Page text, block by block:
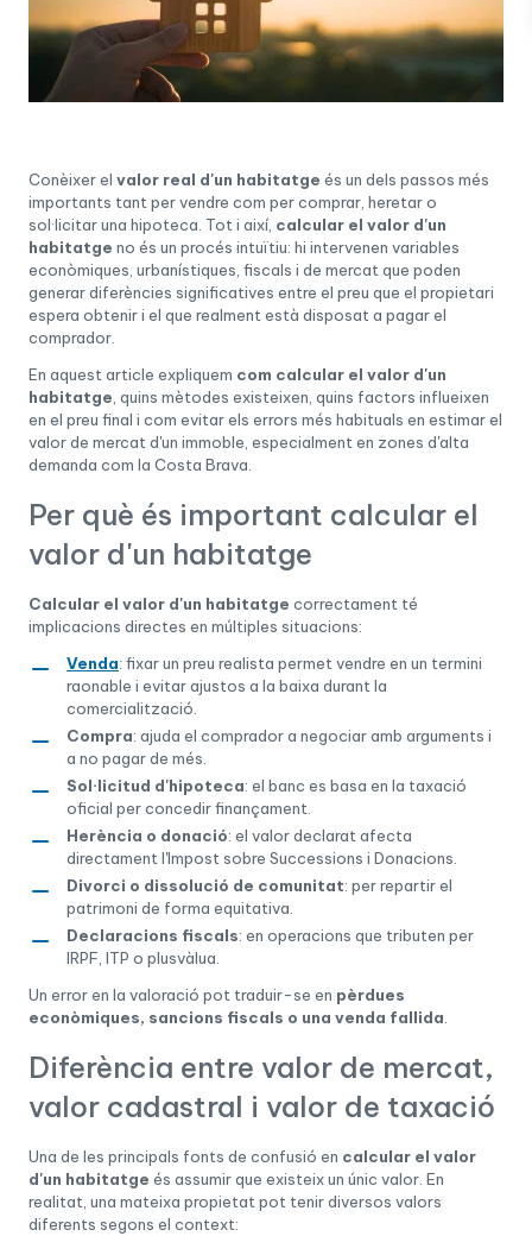
Conèixer el valor real d'un habitatge és un dels passos més
importants tant per vendre com per comprar, heretar o
sol·licitar una hipoteca. Tot i així, calcular el valor d'un
habitatge no és un procés intuïtiu: hi intervenen variables
econòmiques, urbanístiques, fiscals i de mercat que poden
generar diferències significatives entre el preu que el propietari
espera obtenir i el que realment està disposat a pagar el
comprador.
En aquest article expliquem com calcular el valor d'un
habitatge , quins mètodes existeixen, quins factors influeixen
en el preu final i com evitar els errors més habituals en estimar el
valor de mercat d'un immoble, especialment en zones d'alta
demanda com la Costa Brava.
Per què és important calcular el
valor d'un habitatge
Calcular el valor d'un habitatge correctament té
implicacions directes en múltiples situacions:
Venda: fixar un preu realista permet vendre en un termini
raonable i evitar ajustos a la baixa durant la
comercialització.
Compra: ajuda el comprador a negociar amb arguments i
a no pagar de més.
Sol·licitud d'hipoteca: el banc es basa en la taxació
oficial per concedir finançament.
Herència o donació: el valor declarat afecta
directament l'Impost sobre Successions i Donacions.
Divorci o dissolució de comunitat: per repartir el
patrimoni de forma equitativa.
Declaracions fiscals: en operacions que tributen per
IRPF, ITP o plusvàlua.
Un error en la valoració pot traduir-se en pèrdues
econòmiques, sancions fiscals o una venda fallida
Diferència entre valor de mercat,
valor cadastral i valor de taxació
Una de les principals fonts de confusió en calcular el valor
d'un habitatge és assumir que existeix un únic valor. En
realitat, una mateixa propietat pot tenir diversos valors
diferents segons el context: